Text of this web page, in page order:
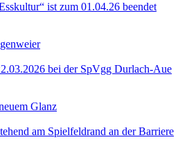
ist zum 01.04.26 beendet
bei der SpVgg Durlach-Aue
Glanz